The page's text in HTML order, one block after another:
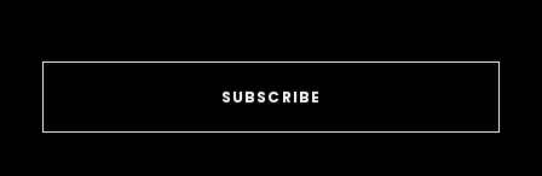
SUBSCRIBE